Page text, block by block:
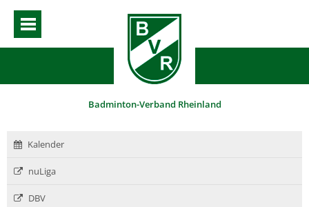
Badminton-Verband Rheinland
Kalender
nuLiga
DBV